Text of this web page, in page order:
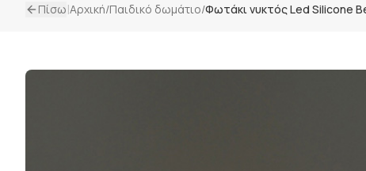
Πίσω|Αρχική/Παιδικό δωμάτιο/Φωτάκι νυκτός Led Silicone